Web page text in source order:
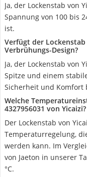
Ja, der Lockenstab von
Spannung von 100 bis
ist.
Verfügt der
Verbrühungs-Design?
Ja, der Lockenstab von
Spitze und einem
Sicherheit und Komfort
Welche
4327956031 von Yicaizi?
Der Lockenstab von
Temperaturregelung,
werden kann. Im
von Jaeton in unserer
°C.